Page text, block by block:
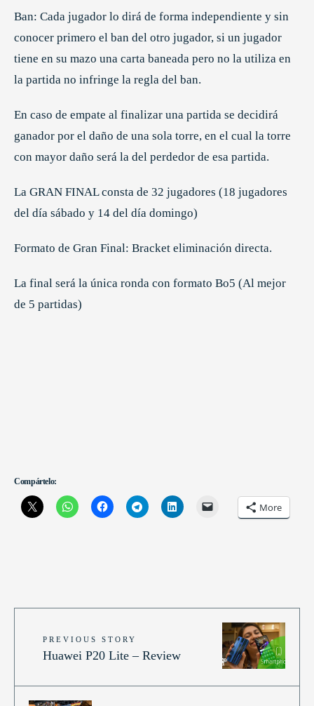
Ban: Cada jugador lo dirá de forma independiente y sin
conocer primero el ban del otro jugador, si un jugador
tiene en su mazo una carta baneada pero no la utiliza en
la partida no infringe la regla del ban.
En caso de empate al finalizar una partida se decidirá
ganador por el daño de una sola torre, en el cual la torre
con mayor daño será la del perdedor de esa partida.
La GRAN FINAL consta de 32 jugadores (18 jugadores
del día sábado y 14 del día domingo)
Formato de Gran Final: Bracket eliminación directa.
La final será la única ronda con formato Bo5 (Al mejor
de 5 partidas)
Compártelo:
More
PREVIOUS STORY
Huawei P20 Lite – Review